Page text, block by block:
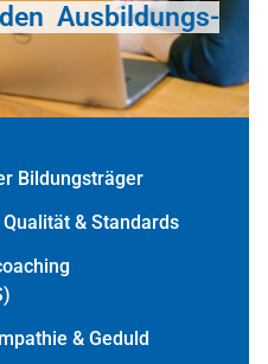
Ausbildungs-
Bildungsträger
& Standards
& Geduld